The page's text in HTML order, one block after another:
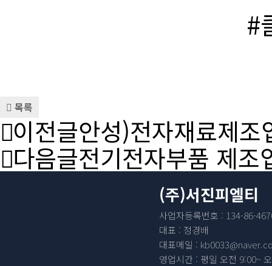
#
목록
이전글안성)전자재료제
다음글전기전자부품 제조
(주)서진피엘티
사업자등록번호 : 134-86-
대표 : 정경배
대표메일 :
영업시간 : 평일 오전 9:00~